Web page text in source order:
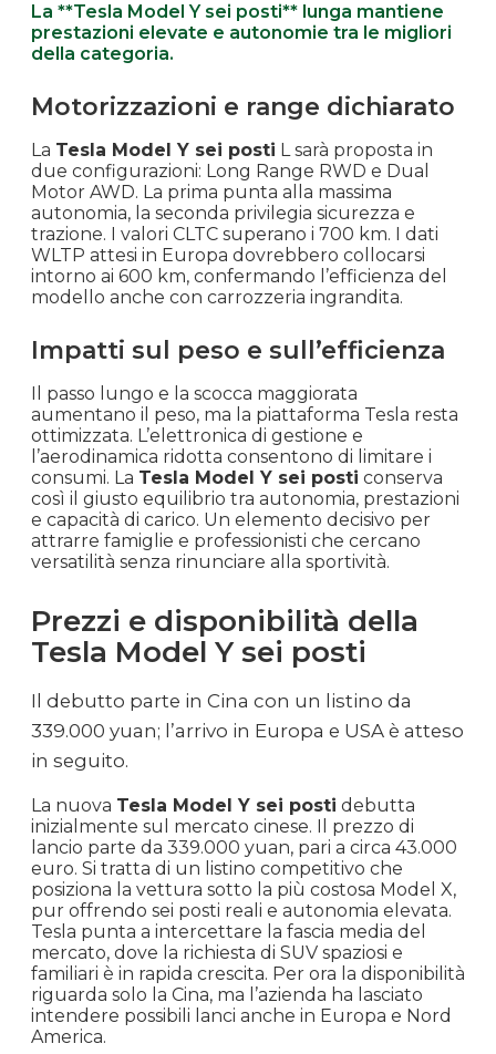
La **Tesla Model Y sei posti** lunga mantiene
prestazioni elevate e autonomie tra le migliori
della categoria.
Motorizzazioni e range dichiarato
La Tesla Model Y sei posti L sarà proposta in
due configurazioni: Long Range RWD e Dual
Motor AWD. La prima punta alla massima
autonomia, la seconda privilegia sicurezza e
trazione. I valori CLTC superano i 700 km. I dati
WLTP attesi in Europa dovrebbero collocarsi
intorno ai 600 km, confermando l’efficienza del
modello anche con carrozzeria ingrandita.
Impatti sul peso e sull’efficienza
Il passo lungo e la scocca maggiorata
aumentano il peso, ma la piattaforma Tesla resta
ottimizzata. L’elettronica di gestione e
l’aerodinamica ridotta consentono di limitare i
consumi. La Tesla Model Y sei posti conserva
così il giusto equilibrio tra autonomia, prestazioni
e capacità di carico. Un elemento decisivo per
attrarre famiglie e professionisti che cercano
versatilità senza rinunciare alla sportività.
Prezzi e disponibilità della
Tesla Model Y sei posti
Il debutto parte in Cina con un listino da
339.000 yuan; l’arrivo in Europa e USA è atteso
in seguito.
La nuova Tesla Model Y sei posti debutta
inizialmente sul mercato cinese. Il prezzo di
lancio parte da 339.000 yuan, pari a circa 43.000
euro. Si tratta di un listino competitivo che
posiziona la vettura sotto la più costosa Model X,
pur offrendo sei posti reali e autonomia elevata.
Tesla punta a intercettare la fascia media del
mercato, dove la richiesta di SUV spaziosi e
familiari è in rapida crescita. Per ora la disponibilità
riguarda solo la Cina, ma l’azienda ha lasciato
intendere possibili lanci anche in Europa e Nord
America.